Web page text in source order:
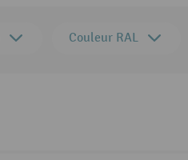
Couleur RAL